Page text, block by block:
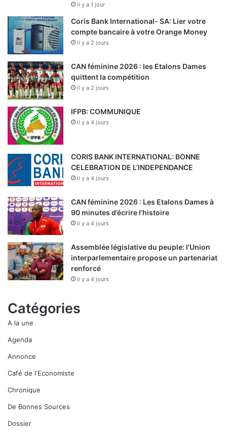
il y a 1 jour
Coris Bank International- SA: Lier votre
compte bancaire à votre Orange Money
il y a 2 jours
CAN féminine 2026 : les Etalons Dames
quittent la compétition
il y a 2 jours
IFPB: COMMUNIQUE
il y a 4 jours
CORIS BANK INTERNATIONAL: BONNE
CELEBRATION DE L’INDEPENDANCE
il y a 4 jours
CAN féminine 2026 : Les Etalons Dames à
90 minutes d’écrire l’histoire
il y a 4 jours
Assemblée législative du peuple: l’Union
interparlementaire propose un partenariat
renforcé
il y a 4 jours
Catégories
A la une
Agenda
Annonce
Café de l'Economiste
Chronique
De Bonnes Sources
Dossier